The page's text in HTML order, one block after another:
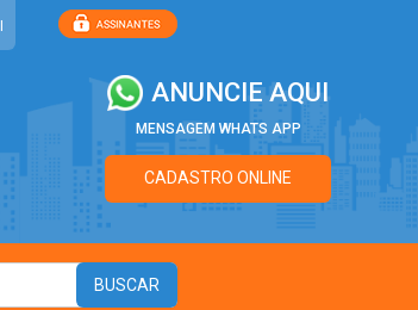
ANUNCIE AQUI
MENSAGEM WHATS APP
CADASTRO ONLINE